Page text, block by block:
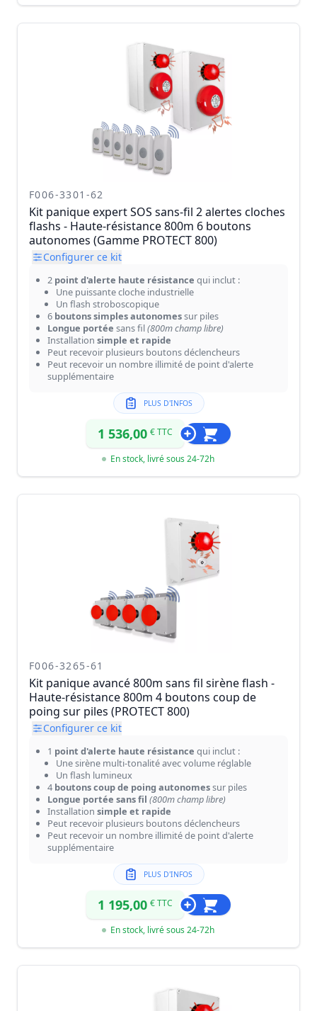
F006-3301-62
Kit panique expert SOS sans-fil 2 alertes cloches
flashs - Haute-résistance 800m 6 boutons
autonomes (Gamme PROTECT 800)
Configurer ce kit
2 point d'alerte haute résistance qui inclut :
Une puissante cloche industrielle
Un flash stroboscopique
6 boutons simples autonomessur piles
Longue portée sans fil(800m champ libre)
Installation simple et rapide
Peut recevoir plusieurs boutons déclencheurs
Peut recevoir un nombre illimité de point d'alerte
supplémentaire
PLUS D'INFOS
1 536,00 € TTC
En stock, livré sous 24-72h
F006-3265-61
Kit panique avancé 800m sans fil sirène flash -
Haute-résistance 800m 4 boutons coup de
poing sur piles (PROTECT 800)
Configurer ce kit
1 point d'alerte haute résistance qui inclut :
Une sirène multi-tonalité avec volume réglable
Un flash lumineux
4 boutons coup de poing autonomessur piles
Longue portée sans fil (800m champ libre)
Installation simple et rapide
Peut recevoir plusieurs boutons déclencheurs
Peut recevoir un nombre illimité de point d'alerte
supplémentaire
PLUS D'INFOS
1 195,00 € TTC
En stock, livré sous 24-72h